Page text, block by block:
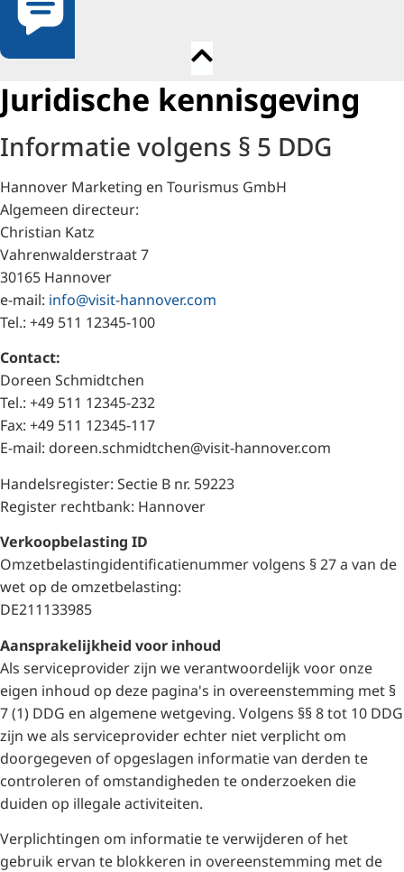
Juridische kennisgeving
Informatie volgens § 5 DDG
Hannover Marketing en Tourismus GmbH
Algemeen directeur:
Christian Katz
Vahrenwalderstraat 7
30165 Hannover
e-mail: info@visit-hannover.com
Tel.: +49 511 12345-100
Contact:
Doreen Schmidtchen
Tel.: +49 511 12345-232
Fax: +49 511 12345-117
E-mail: doreen.schmidtchen@visit-hannover.com
Handelsregister: Sectie B nr. 59223
Register rechtbank: Hannover
Verkoopbelasting ID
Omzetbelastingidentificatienummer volgens § 27 a van de
wet op de omzetbelasting:
DE211133985
Aansprakelijkheid voor inhoud
Als serviceprovider zijn we verantwoordelijk voor onze
eigen inhoud op deze pagina's in overeenstemming met §
7 (1) DDG en algemene wetgeving. Volgens §§ 8 tot 10 DDG
zijn we als serviceprovider echter niet verplicht om
doorgegeven of opgeslagen informatie van derden te
controleren of omstandigheden te onderzoeken die
duiden op illegale activiteiten.
Verplichtingen om informatie te verwijderen of het
gebruik ervan te blokkeren in overeenstemming met de